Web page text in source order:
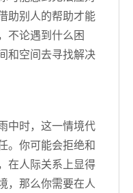
助别人的帮助才能
不论遇到什么困
和空间去寻找解决
中时，这一情境代
。你可能会拒绝和
在人际关系上显得
，那么你需要在人